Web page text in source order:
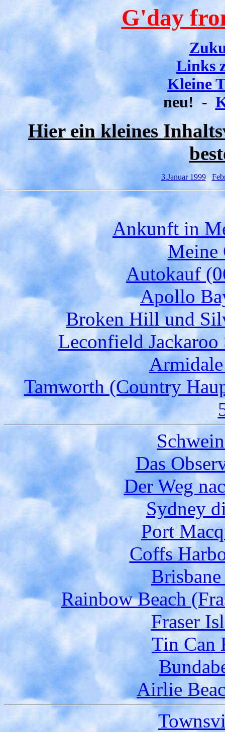
G'day
Links
Kleine
neu! -
Hier ein kleines
3.Januar 1999
Ankunft in
Meine
Autokauf
Apollo
Broken Hill und
Leconfield
Tamworth (Country
Das
Der Weg
Sydney
Port
Coffs
Rainbow Beach
Fraser
Tin Can
Airlie